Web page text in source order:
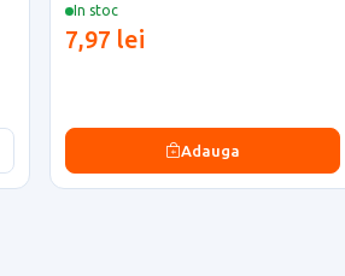
In stoc
7,97 lei
Adauga